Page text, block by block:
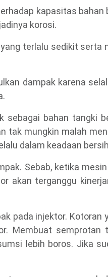
kapasitas bahan
korosi.
terlalu sedikit serta
dampak karena
bahan tangki
tak mungkin malah
dalam keadaan
Sebab, ketika
akan terganggu
pada injektor.
Membuat semprotan
lebih boros. Jika